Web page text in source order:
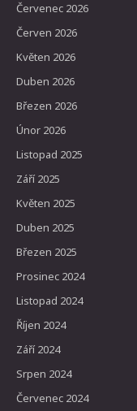
Červenec 2026
Červen 2026
Květen 2026
Duben 2026
Březen 2026
Únor 2026
Listopad 2025
Září 2025
Květen 2025
Duben 2025
Březen 2025
Prosinec 2024
Listopad 2024
Říjen 2024
Září 2024
Srpen 2024
Červenec 2024